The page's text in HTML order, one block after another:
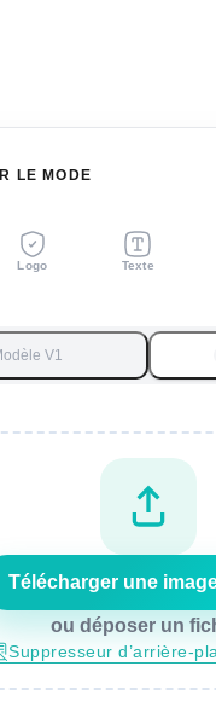
LE MODE
Logo Texte
V1
Télécharger une
ou déposer un
suppresseur d’arrière-